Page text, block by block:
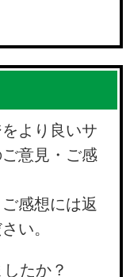
より良いサ
意見・ご感
感想には返
い。
たか？